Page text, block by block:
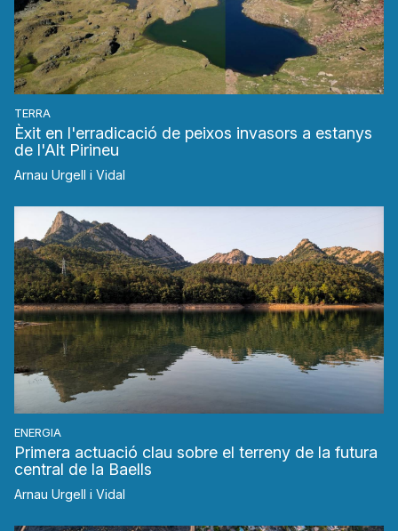
TERRA
Èxit en l'erradicació de peixos invasors a estanys
de l'Alt Pirineu
Arnau Urgell i Vidal
ENERGIA
Primera actuació clau sobre el terreny de la futura
central de la Baells
Arnau Urgell i Vidal